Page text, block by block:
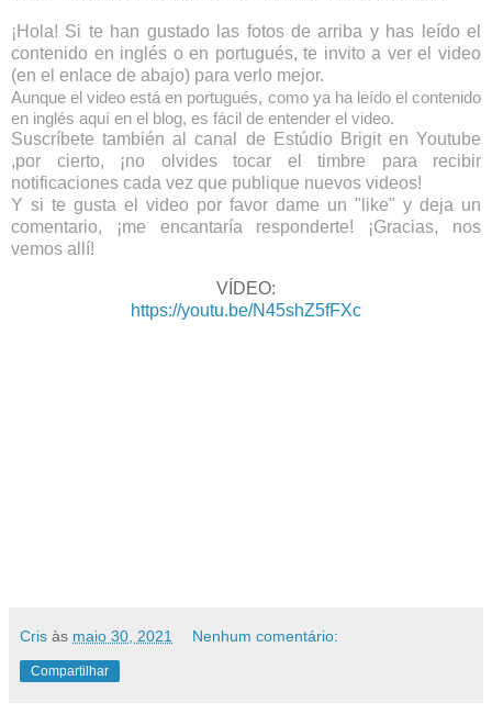
¡Hola! Si te han gustado las fotos de arriba y has leído el
contenido en inglés o en portugués, te invito a ver el video
(en el enlace de abajo) para verlo mejor.
Aunque el video está en portugués, como ya ha leído el contenido
en inglés aquí en el blog, es fácil de entender el video.
Suscríbete también al canal de Estúdio Brigit en Youtube
,por cierto, ¡no olvides tocar el timbre para recibir
notificaciones cada vez que publique nuevos videos!
Y si te gusta el video por favor dame un "like" y deja un
comentario, ¡me encantaría responderte! ¡Gracias, nos
vemos allí!
VÍDEO:
https://youtu.be/N45shZ5fFXc
Cris às maio 30, 2021 Nenhum comentário:
Compartilhar